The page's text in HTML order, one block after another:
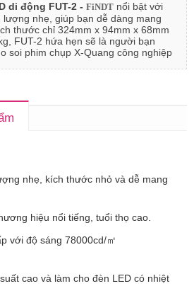
di động FUT-2 - FiNDT nổi bật với
nhẹ, giúp bạn dễ dàng mang
thước chỉ 324mm x 94mm x 68mm
FUT-2 hứa hẹn sẽ là người bạn
soi phim chụp X-Quang công nghiệp
nhẹ, kích thước nhỏ và dễ mang
hiệu nổi tiếng, tuổi thọ cao.
với độ sáng 78000cd/㎡
cao và làm cho đèn LED có nhiệt